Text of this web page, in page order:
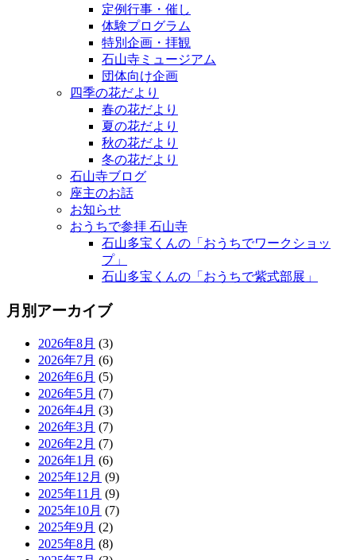
定例行事・催し
体験プログラム
特別企画・拝観
石山寺ミュージアム
団体向け企画
四季の花だより
春の花だより
夏の花だより
秋の花だより
冬の花だより
石山寺ブログ
座主のお話
お知らせ
おうちで参拝 石山寺
石山多宝くんの「おうちでワークショッ
プ」
石山多宝くんの「おうちで紫式部展」
月別アーカイブ
2026年8月 (3)
2026年7月 (6)
2026年6月 (5)
2026年5月 (7)
2026年4月 (3)
2026年3月 (7)
2026年2月 (7)
2026年1月 (6)
2025年12月 (9)
2025年11月 (9)
2025年10月 (7)
2025年9月 (2)
2025年8月 (8)